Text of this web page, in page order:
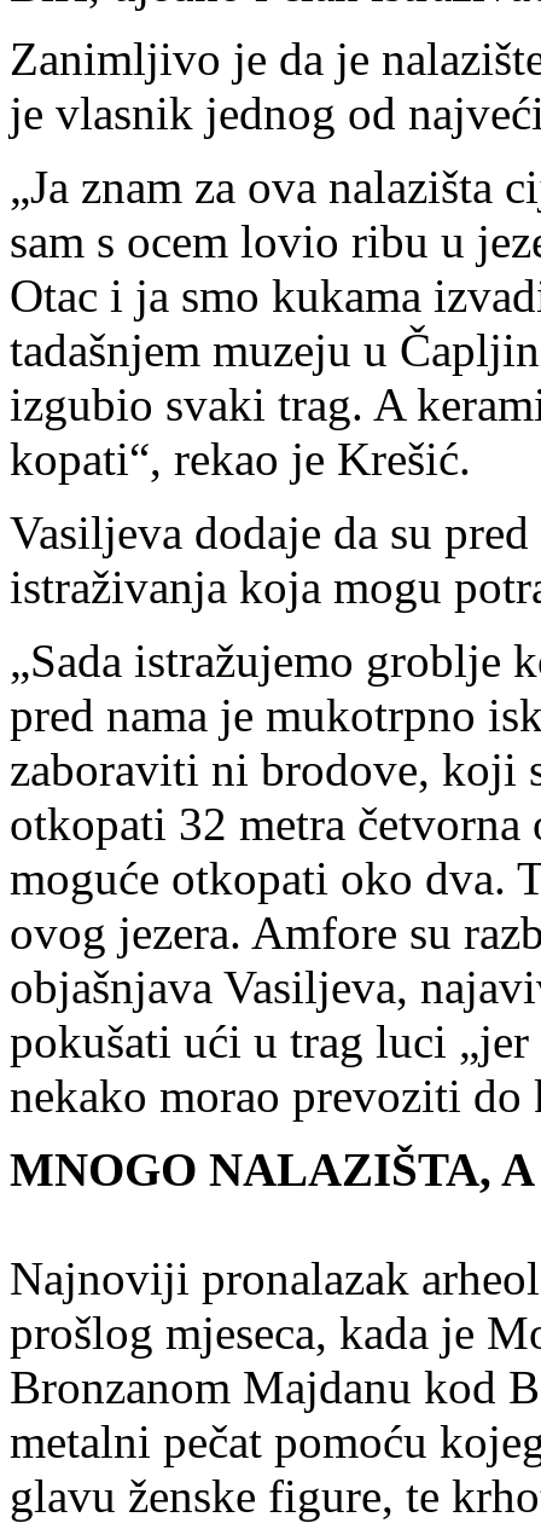
Zanimljivo je da je
je vlasnik jednog od
„Ja znam za ova nalazišta
sam s ocem lovio ribu u
Otac i ja smo kukama
tadašnjem muzeju u
izgubio svaki trag. A
kopati“, rekao je Krešić.
Vasiljeva dodaje da su
istraživanja koja mogu
„Sada istražujemo groblje
pred nama je mukotrpno
zaboraviti ni brodove, koji
otkopati 32 metra
moguće otkopati oko dva.
ovog jezera. Amfore su
objašnjava Vasiljeva,
pokušati ući u trag luci
nekako morao prevoziti do
MNOGO NALAZIŠTA,
Najnoviji pronalazak
prošlog mjeseca, kada je
Bronzanom Majdanu kod
metalni pečat pomoću
glavu ženske figure, te